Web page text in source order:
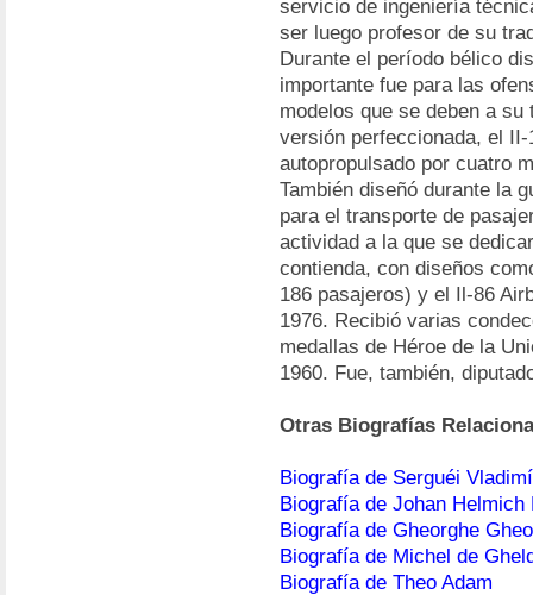
servicio de ingeniería
ser luego profesor de su
Durante el período bélico
importante fue para las
modelos que se deben a
versión perfeccionada, el
autopropulsado por cuatro
También diseñó durante la
para el transporte de
actividad a la que se
contienda, con diseños
186 pasajeros) y el Il-86
1976. Recibió varias
medallas de Héroe de la
1960. Fue, también,
Otras Biografías
Biografía de Serguéi
Biografía de Johan Helmich
Biografía de Gheorghe
Biografía de Michel de
Biografía de Theo Adam